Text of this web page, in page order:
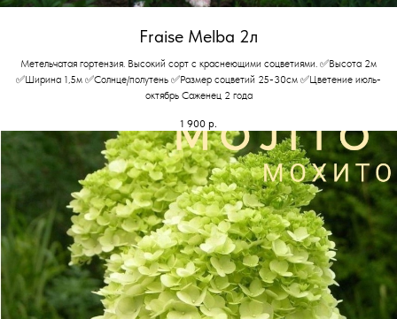
Fraise Melba 2л
Метельчатая гортензия. Высокий сорт с краснеющими соцветиями. ✅Высота 2м
✅Ширина 1,5м ✅Солнце/полутень ✅Размер соцветий 25-30см ✅Цветение июль-
октябрь Саженец 2 года
1 900 р.